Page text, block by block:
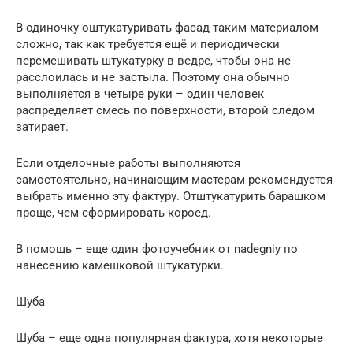
В одиночку оштукатуривать фасад таким материалом
сложно, так как требуется ещё и периодически
перемешивать штукатурку в ведре, чтобы она не
расслоилась и не застыла. Поэтому она обычно
выполняется в четыре руки – один человек
распределяет смесь по поверхности, второй следом
затирает.
Если отделочные работы выполняются
самостоятельно, начинающим мастерам рекомендуется
выбрать именно эту фактуру. Отштукатурить барашком
проще, чем сформировать короед.
В помощь – еще один фотоучебник от nadegniy по
нанесению камешковой штукатурки.
Шуба
Шуба – еще одна популярная фактура, хотя некоторые